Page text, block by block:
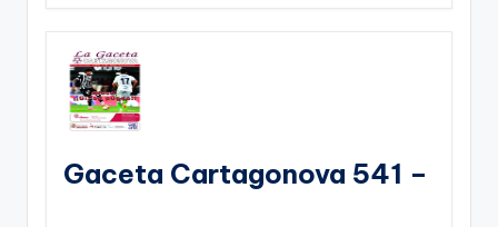
Gaceta Cartagonova 541 –